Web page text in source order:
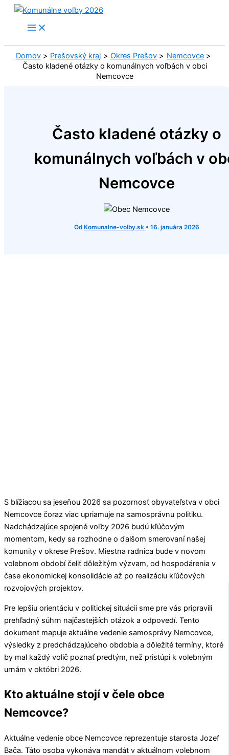
Preskočiť
Domov Prešovský kraj Okres Prešov
Nemcovce
Často kladené otázky o komunálnych voľbách v obci
Nemcovce
Často kladené otázky o
komunálnych voľbách v
Nemcovce
Od Komunalne-volby.sk •16. januára 2026
S blížiacou sa jeseňou 2026 sa pozornosť obyvateľstva v obci
Nemcovce čoraz viac upriamuje na samosprávnu politiku.
Nadchádzajúce spojené voľby 2026 budú kľúčovým
momentom, kedy sa rozhodne o ďalšom smerovaní našej
komunity v okrese Prešov. Miestna radnica bude v novom
volebnom období čeliť dôležitým výzvam, od hospodárenia v
čase ekonomickej konsolidácie až po realizáciu kľúčových
rozvojových projektov.
Pre lepšiu orientáciu v politickej situácii sme pre vás pripravili
prehľadný súhrn najčastejších otázok a odpovedí. Tento
dokument mapuje aktuálne vedenie samosprávy Nemcovce,
výsledky z predchádzajúceho obdobia a dôležité termíny, ktoré
by mal každý volič poznať predtým, než pristúpi k volebným
urnám v októbri 2026.
Kto aktuálne stojí v čele obce
Nemcovce?
Aktuálne vedenie obce Nemcovce reprezentuje starosta Jozef
Bača. Táto osoba vykonáva mandát v aktuálnom volebnom